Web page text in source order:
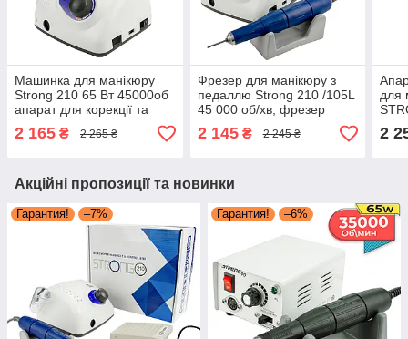
Машинка для манікюру
Strong 210 65 Вт 45000об
апарат для корекції та
нарощування нігтів
фрезер для зняття гель-
2 165 ₴ 2 265 ₴
Фрезер для манікюру з
педаллю Strong 210 /105L
45 000 об/хв, фрезер
манікюрний Стронг 210
65Вт
2 145₴ 2 245 ₴
для
2
Акційні пропозиції та новинки
Гарантия! –7% Гарантия! –6%